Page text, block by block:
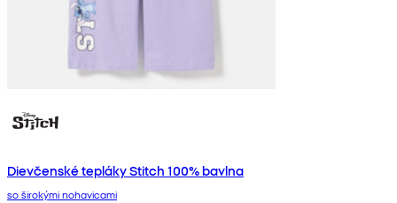
Dievčenské tepláky Stitch 100% bavlna
so širokými nohavicami